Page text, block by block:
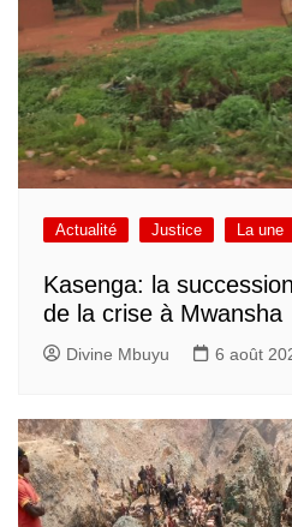
Actualité Justice La une
Kasenga: la
de la crise à Mwansha
Divine Mbuyu 6 août